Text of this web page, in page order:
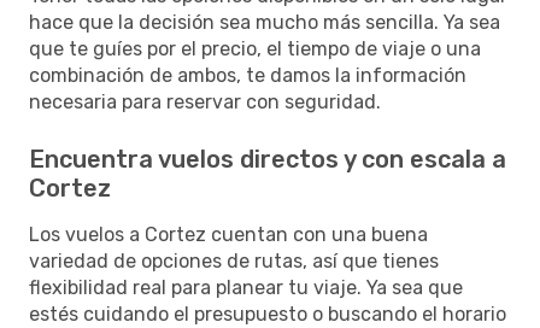
hace que la decisión sea mucho más sencilla. Ya sea
que te guíes por el precio, el tiempo de viaje o una
combinación de ambos, te damos la información
necesaria para reservar con seguridad.
Encuentra vuelos directos y con escala a
Cortez
Los vuelos a Cortez cuentan con una buena
variedad de opciones de rutas, así que tienes
flexibilidad real para planear tu viaje. Ya sea que
estés cuidando el presupuesto o buscando el horario